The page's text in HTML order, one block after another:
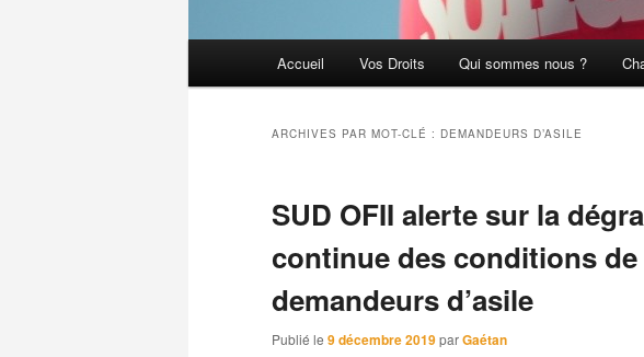
Accueil Vos Droits Qui sommes nous ?
ARCHIVES PAR MOT-CLÉ : DEMANDEURS D’ASILE
SUD OFII alerte sur la
continue des conditions de
demandeurs d’asile
Publié le 9 décembre 2019parGaétan